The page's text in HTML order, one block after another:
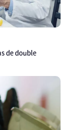
de double